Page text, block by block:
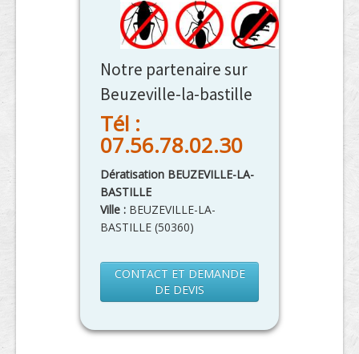
Notre partenaire sur
Beuzeville-la-bastille
Tél :
07.56.78.02.30
Dératisation BEUZEVILLE-LA-
BASTILLE
Ville : BEUZEVILLE-LA-
BASTILLE (50360)
CONTACT ET DEMANDE
DE DEVIS